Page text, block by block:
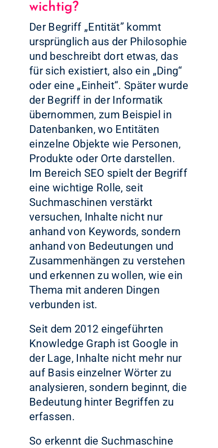
wichtig?
Der Begriff „Entität” kommt
ursprünglich aus der Philosophie
und beschreibt dort etwas, das
für sich existiert, also ein „Ding“
oder eine „Einheit“. Später wurde
der Begriff in der Informatik
übernommen, zum Beispiel in
Datenbanken, wo Entitäten
einzelne Objekte wie Personen,
Produkte oder Orte darstellen.
Im Bereich SEO spielt der Begriff
eine wichtige Rolle, seit
Suchmaschinen verstärkt
versuchen, Inhalte nicht nur
anhand von Keywords, sondern
anhand von Bedeutungen und
Zusammenhängen zu verstehen
und erkennen zu wollen, wie ein
Thema mit anderen Dingen
verbunden ist.
Seit dem 2012 eingeführten
Knowledge Graph ist Google in
der Lage, Inhalte nicht mehr nur
auf Basis einzelner Wörter zu
analysieren, sondern beginnt, die
Bedeutung hinter Begriffen zu
erfassen.
So erkennt die Suchmaschine